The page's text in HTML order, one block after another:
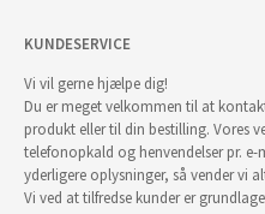
KUNDESERVICE
Vi vil gerne hjælpe dig!
Du er meget velkommen til at
produkt eller til din bestilling. Vores
telefonopkald og henvendelser pr.
yderligere oplysninger, så vender vi
Vi ved at tilfredse kunder er